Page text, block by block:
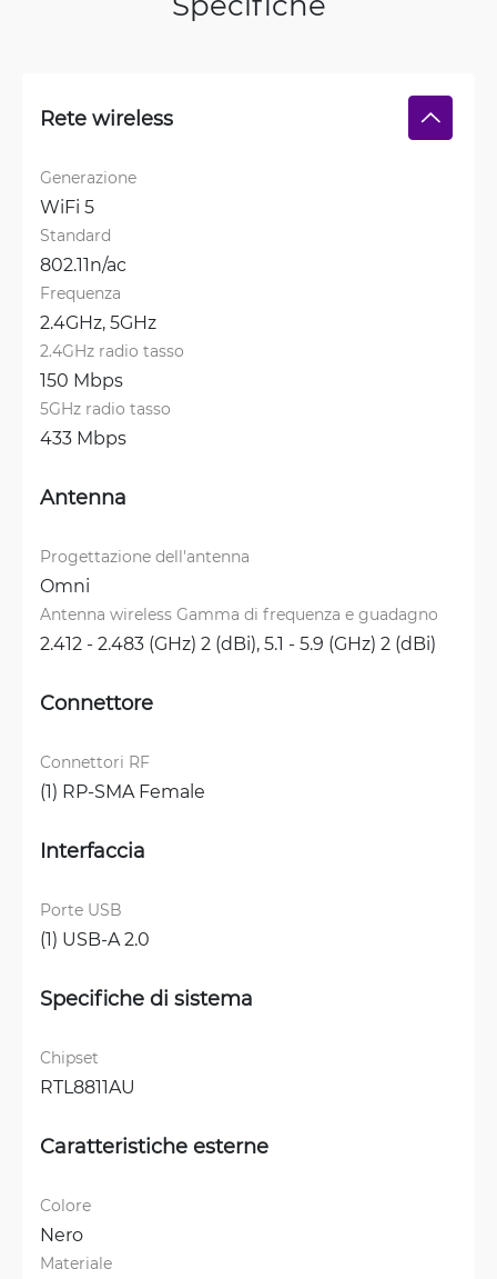
Rete wireless
Generazione
WiFi 5
Standard
802.11n/ac
Frequenza
2.4GHz, 5GHz
2.4GHz radio tasso
150 Mbps
5GHz radio tasso
433 Mbps
Antenna
Progettazione dell'antenna
Omni
Antenna wireless Gamma di frequenza e guadagno
2.412 - 2.483 (GHz) 2 (dBi), 5.1 - 5.9 (GHz) 2 (dBi)
Connettore
Connettori RF
(1) RP-SMA Female
Interfaccia
Porte USB
(1) USB-A 2.0
Specifiche di sistema
Chipset
RTL8811AU
Caratteristiche esterne
Colore
Nero
Materiale